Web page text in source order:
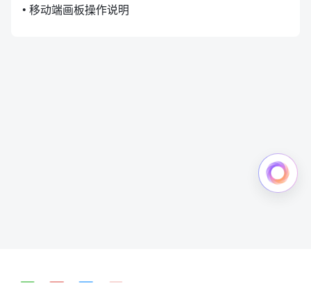
• 移动端画板操作说明